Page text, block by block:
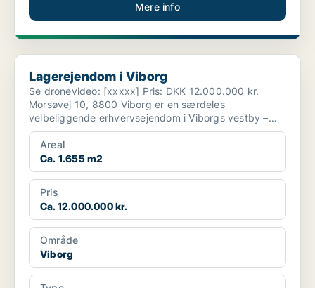
Mere info
Lagerejendom i Viborg
Lagerejendom i Viborg
Se dronevideo: [xxxxx] Pris: DKK 12.000.000 kr.
Morsøvej 10, 8800 Viborg er en særdeles
velbeliggende erhvervsejendom i Viborgs vestby –
strategisk pla...
Areal
Ca. 1.655 m2
Pris
Ca. 12.000.000 kr.
Område
Viborg